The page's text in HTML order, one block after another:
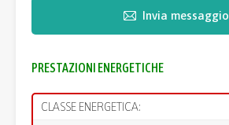
Invia messaggio
PRESTAZIONI ENERGETICHE
CLASSE ENERGETICA: